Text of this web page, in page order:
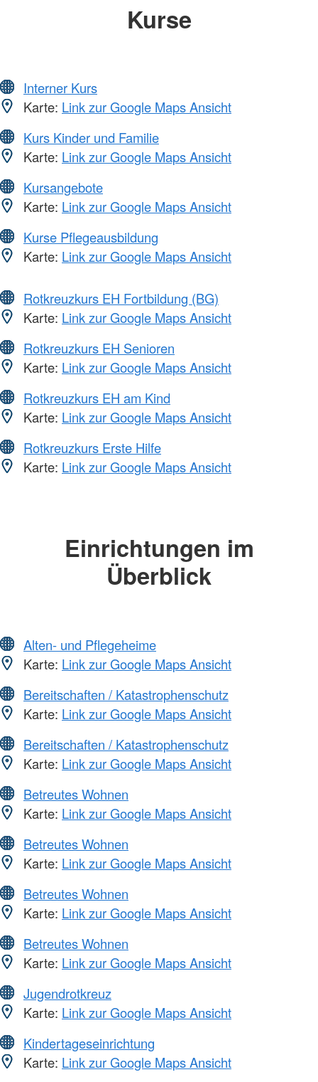
Kurse
Interner Kurs
Karte: Link zur Google Maps Ansicht
Kurs Kinder und Familie
Karte: Link zur Google Maps Ansicht
Kursangebote
Karte: Link zur Google Maps Ansicht
Kurse Pflegeausbildung
Karte: Link zur Google Maps Ansicht
Rotkreuzkurs EH Fortbildung (BG)
Karte: Link zur Google Maps Ansicht
Rotkreuzkurs EH Senioren
Karte: Link zur Google Maps Ansicht
Rotkreuzkurs EH am Kind
Karte: Link zur Google Maps Ansicht
Rotkreuzkurs Erste Hilfe
Karte: Link zur Google Maps Ansicht
Einrichtungen im
Überblick
Alten- und Pflegeheime
Karte: Link zur Google Maps Ansicht
Bereitschaften / Katastrophenschutz
Karte: Link zur Google Maps Ansicht
Bereitschaften / Katastrophenschutz
Karte: Link zur Google Maps Ansicht
Betreutes Wohnen
Karte: Link zur Google Maps Ansicht
Betreutes Wohnen
Karte: Link zur Google Maps Ansicht
Betreutes Wohnen
Karte: Link zur Google Maps Ansicht
Betreutes Wohnen
Karte: Link zur Google Maps Ansicht
Jugendrotkreuz
Karte: Link zur Google Maps Ansicht
Kindertageseinrichtung
Karte: Link zur Google Maps Ansicht